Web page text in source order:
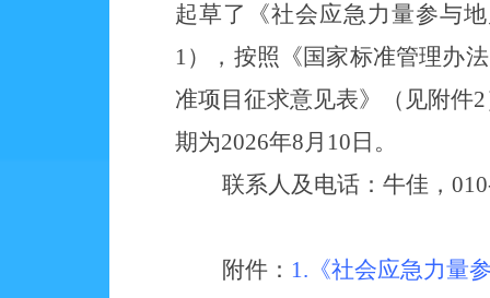
起草了《社会应急力量参与
1），按照《国家标准管理办
准项目征求意见表》（见附件
期为2026年8月 10 日。
联系人及电话： 牛佳 ，
附件： 1. 《社会应急力量